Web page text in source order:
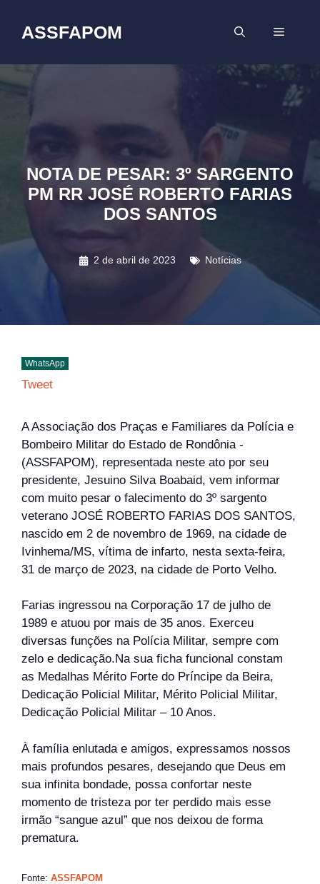
conteúdo
ASSFAPOM MENU
NOTA DE PESAR: 3º SARGENTO
PM RR JOSÉ ROBERTO FARIAS
DOS SANTOS
2 de abril de 2023 Notícias
WhatsApp
Tweet
A Associação dos Praças e Familiares da Polícia e
Bombeiro Militar do Estado de Rondônia -
(ASSFAPOM), representada neste ato por seu
presidente, Jesuino Silva Boabaid, vem informar
com muito pesar o falecimento do 3º sargento
veterano JOSÉ ROBERTO FARIAS DOS SANTOS,
nascido em 2 de novembro de 1969, na cidade de
Ivinhema/MS, vítima de infarto, nesta sexta-feira,
31 de março de 2023, na cidade de Porto Velho.
Farias ingressou na Corporação 17 de julho de
1989 e atuou por mais de 35 anos. Exerceu
diversas funções na Polícia Militar, sempre com
zelo e dedicação.Na sua ficha funcional constam
as Medalhas Mérito Forte do Príncipe da Beira,
Dedicação Policial Militar, Mérito Policial Militar,
Dedicação Policial Militar – 10 Anos.
À família enlutada e amigos, expressamos nossos
mais profundos pesares, desejando que Deus em
sua infinita bondade, possa confortar neste
momento de tristeza por ter perdido mais esse
irmão “sangue azul” que nos deixou de forma
prematura.
Fonte: ASSFAPOM